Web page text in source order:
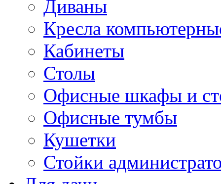
Диваны
Кресла
Кабинеты
Столы
Офисные шкафы и
Офисные тумбы
Кушетки
Стойки